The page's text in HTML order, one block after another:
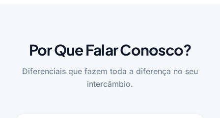
Por Que Falar Conosco?
Diferenciais que fazem toda a diferença no seu
intercâmbio.